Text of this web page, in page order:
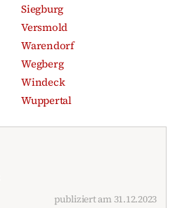
Siegburg
Versmold
Warendorf
Wegberg
Windeck
Wuppertal
publiziert am 31.12.2023